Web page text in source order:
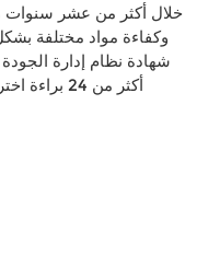
خلال أكثر من عشر سنوات
شهادة نظام إدارة